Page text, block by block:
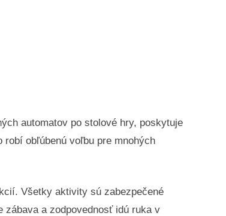
automatov po stolové hry, poskytuje
obľúbenú voľbu pre mnohých
Všetky aktivity sú zabezpečené
a zodpovednosť idú ruka v